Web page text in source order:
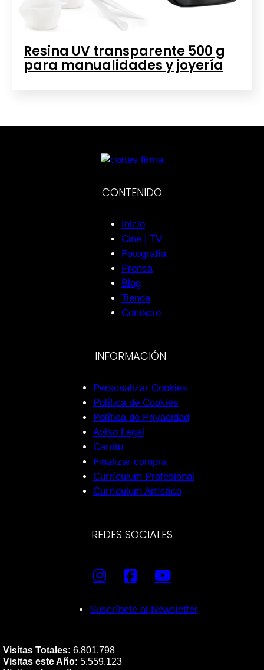
Resina UV transparente 500 g
para manualidades y joyería
CONTENIDO
Inicio
Cine | TV
Fotografía
Prensa
Blog
Tienda
Contacto
INFORMACIÓN
Personalizar Cookies
Política de Cookies
Política de Privacidad
Aviso Legal
Carrito
Finalizar compra
Currículum Profesional
Currículum Artístico
REDES SOCIALES
Suscríbete al Newsletter
Visitas Totales: 6.801.798
Visitas este Año: 5.559.123